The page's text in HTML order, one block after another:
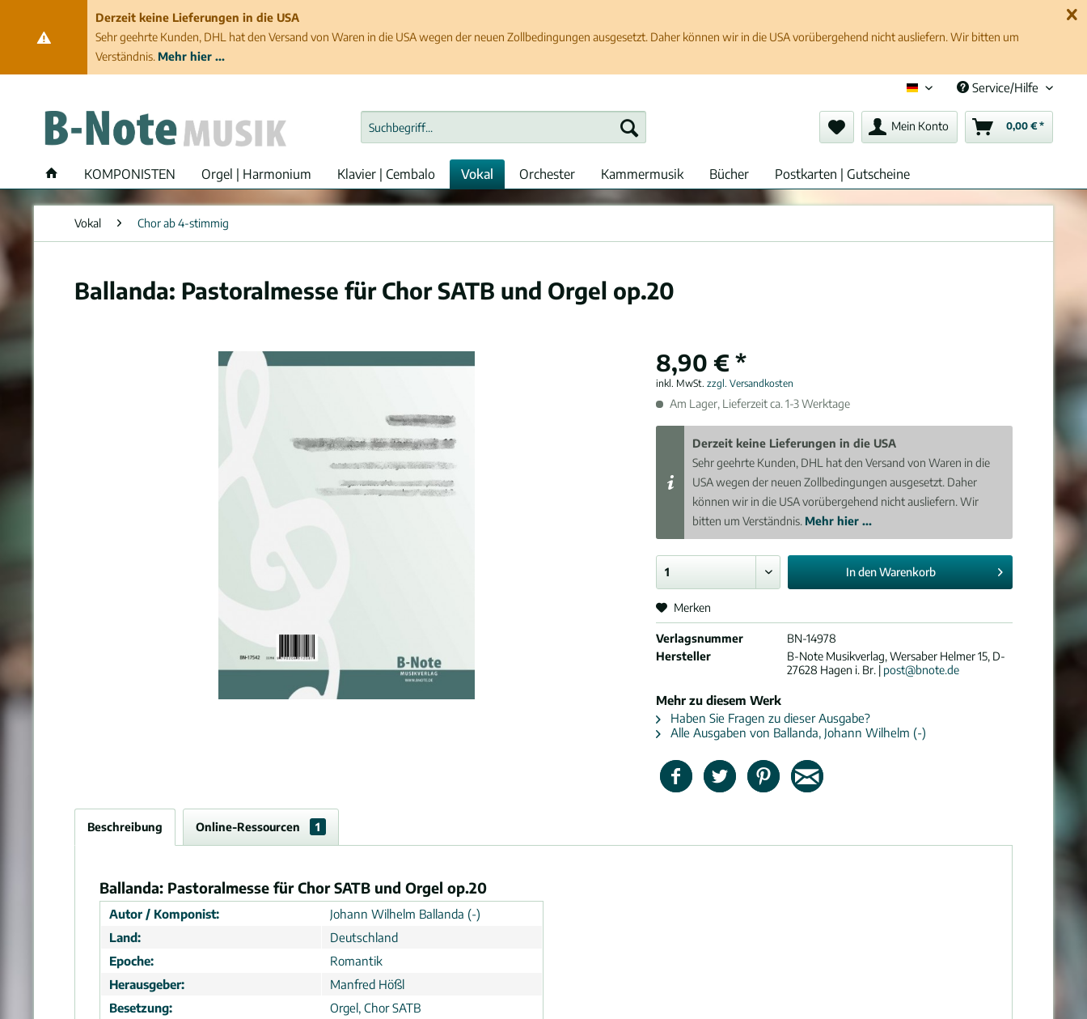
Derzeit keine Lieferungen in die USA
Sehr geehrte Kunden, DHL hat den Versand von Waren in die USA wegen der neuen Zollbedingungen ausgesetzt. Daher können wir in die USA vorübergehend nicht ausliefern. Wir bitten um
Verständnis. Mehr hier ...
Deutsch (de)
Service/Hilfe
Mein Konto 0,00 € *
KOMPONISTEN Orgel | Harmonium Klavier | Cembalo Vokal Orchester Kammermusik Bücher Postkarten | Gutscheine
Vokal Chor ab 4-stimmig
Ballanda: Pastoralmesse für Chor SATB und Orgel op.20
8,90 € *
inkl. MwSt.zzgl. Versandkosten
Am Lager, Lieferzeit ca. 1-3 Werktage
Derzeit keine Lieferungen in die USA
Sehr geehrte Kunden, DHL hat den Versand von Waren in die
USA wegen der neuen Zollbedingungen ausgesetzt. Daher
können wir in die USA vorübergehend nicht ausliefern. Wir
bitten um Verständnis. Mehr hier ...
In denWarenkorb
Merken
Verlagsnummer
BN-14978
Hersteller
B-Note Musikverlag, Wersaber Helmer 15, D-
27628 Hagen i. Br. | post@bnote.de
Mehr zu diesem Werk
Haben Sie Fragen zu dieser Ausgabe?
Alle Ausgaben von Ballanda, Johann Wilhelm (-)
Beschreibung Online-Ressourcen 1
Ballanda: Pastoralmesse für Chor SATB und Orgel op.20
Autor / Komponist:
Johann Wilhelm Ballanda (-)
Land:
Deutschland
Epoche:
Romantik
Herausgeber:
Manfred Hößl
Besetzung:
Orgel, Chor SATB